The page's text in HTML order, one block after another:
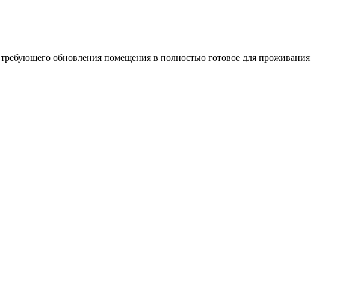
обновления помещения в полностью готовое для проживания